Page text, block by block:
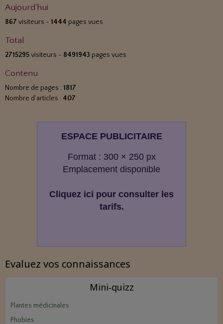
Aujourd'hui
867 visiteurs - 1444 pages vues
Total
2715295visiteurs - 8491943 pages vues
Contenu
Nombre de pages : 1817
Nombre d'articles : 407
ESPACE PUBLICITAIRE
Format : 300 × 250 px
Emplacement disponible
Cliquez ici pour consulter les
tarifs.
Evaluez vos connaissances
Mini‑quizz
Plantes médicinales
Phobies